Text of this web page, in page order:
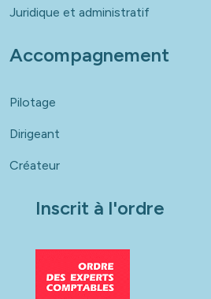
Juridique et administratif
Accompagnement
Pilotage
Dirigeant
Créateur
Inscrit à l'ordre